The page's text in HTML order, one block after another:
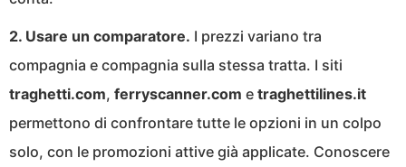
2. Usare un comparatore. I prezzi variano tra
compagnia e compagnia sulla stessa tratta. I siti
traghetti.com, ferryscanner.com e traghettilines.it
permettono di confrontare tutte le opzioni in un colpo
solo, con le promozioni attive già applicate. Conoscere